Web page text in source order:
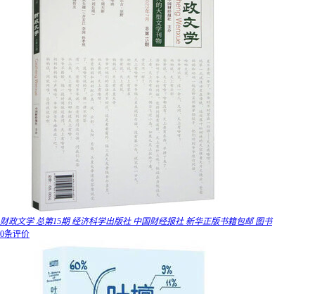
财政文学 总第15期 经济科学出版社 中国财经报社 新华正版书籍包邮 图书
0条评价